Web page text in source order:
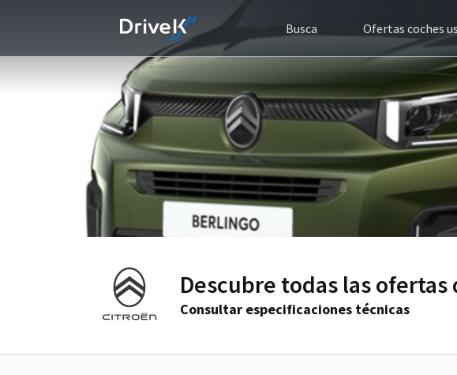
Busca Ofertas coches
Descubre todas las
Consultar especificaciones técnicas